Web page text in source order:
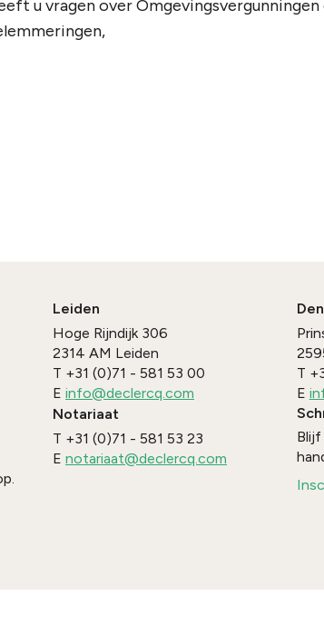
u vragen over
Leiden
Hoge Rijndijk 306
2314 AM Leiden
T +31 (0)71 - 581 53 00
E info@declercq.com
Notariaat
T +31 (0)71 - 581 53 23
E notariaat@declercq.com
T
E